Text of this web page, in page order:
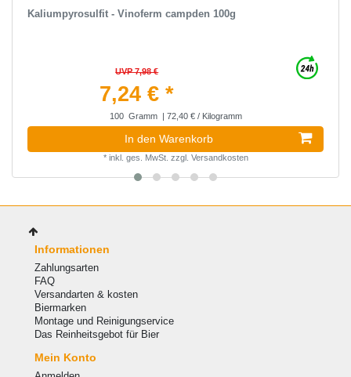
Kaliumpyrosulfit - Vinoferm campden 100g
UVP 7,98 €
7,24 € *
100 Gramm | 72,40 € / Kilogramm
In den Warenkorb
* inkl. ges. MwSt. zzgl. Versandkosten
Informationen
Zahlungsarten
FAQ
Versandarten & kosten
Biermarken
Montage und Reinigungservice
Das Reinheitsgebot für Bier
Mein Konto